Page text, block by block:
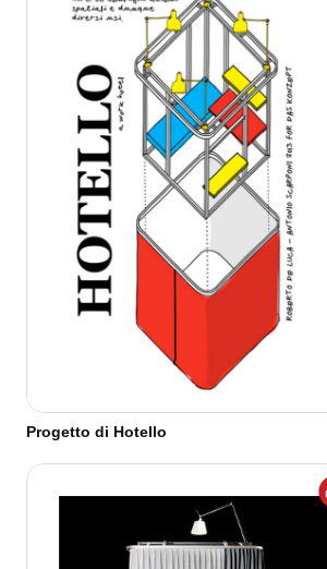
Progetto di Hotello